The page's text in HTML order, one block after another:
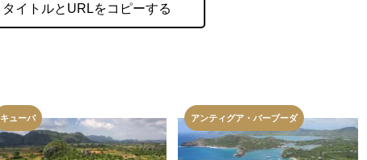
タイトルとURLをコピーする
キューバ アンティグア・バーブーダ